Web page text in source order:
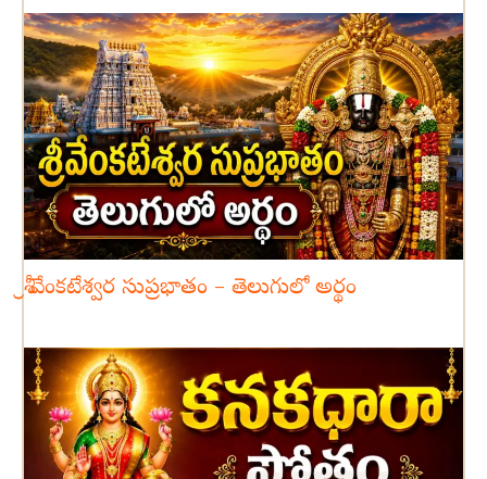
శ్రీ వేంకటేశ్వర సుప్రభాతం – తెలుగులో అర్థం